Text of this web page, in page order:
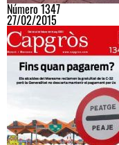
Número 1347
27/02/2015